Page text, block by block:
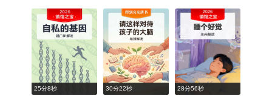
25分8秒 30分22秒 28分56秒